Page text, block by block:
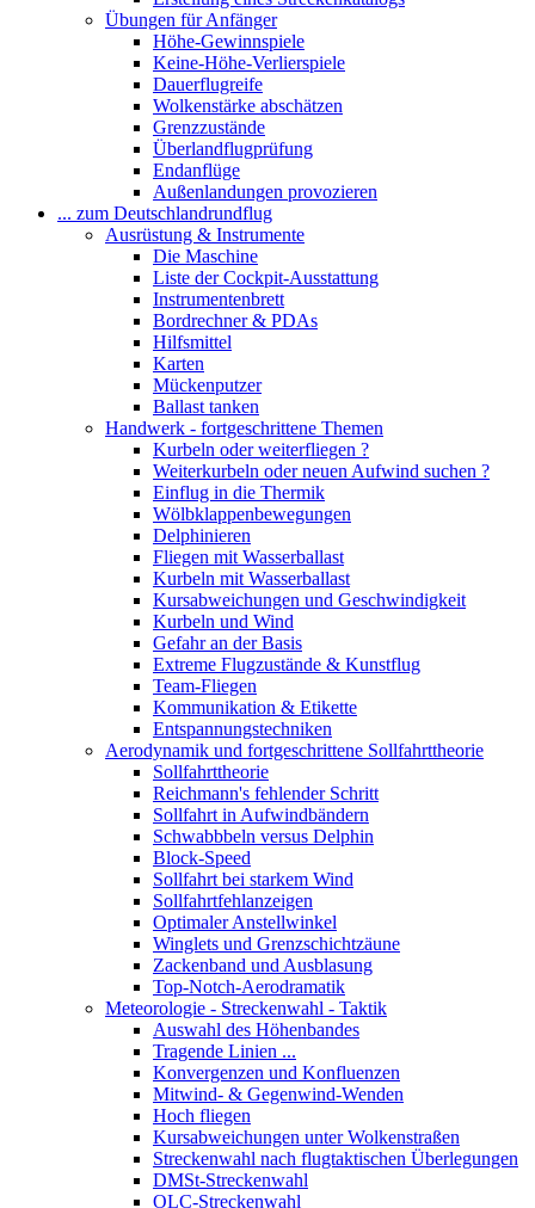
Übungen für Anfänger
Höhe-Gewinnspiele
Keine-Höhe-Verlierspiele
Dauerflugreife
Wolkenstärke abschätzen
Grenzzustände
Überlandflugprüfung
Endanflüge
Außenlandungen provozieren
... zum Deutschlandrundflug
Ausrüstung & Instrumente
Die Maschine
Liste der Cockpit-Ausstattung
Instrumentenbrett
Bordrechner & PDAs
Hilfsmittel
Karten
Mückenputzer
Ballast tanken
Handwerk - fortgeschrittene Themen
Kurbeln oder weiterfliegen ?
Weiterkurbeln oder neuen Aufwind suchen ?
Einflug in die Thermik
Wölbklappenbewegungen
Delphinieren
Fliegen mit Wasserballast
Kurbeln mit Wasserballast
Kursabweichungen und Geschwindigkeit
Kurbeln und Wind
Gefahr an der Basis
Extreme Flugzustände & Kunstflug
Team-Fliegen
Kommunikation & Etikette
Entspannungstechniken
Aerodynamik und fortgeschrittene Sollfahrttheorie
Sollfahrttheorie
Reichmann's fehlender Schritt
Sollfahrt in Aufwindbändern
Schwabbbeln versus Delphin
Block-Speed
Sollfahrt bei starkem Wind
Sollfahrtfehlanzeigen
Optimaler Anstellwinkel
Winglets und Grenzschichtzäune
Zackenband und Ausblasung
Top-Notch-Aerodramatik
Meteorologie - Streckenwahl - Taktik
Auswahl des Höhenbandes
Tragende Linien ...
Konvergenzen und Konfluenzen
Mitwind- & Gegenwind-Wenden
Hoch fliegen
Kursabweichungen unter Wolkenstraßen
Streckenwahl nach flugtaktischen Überlegungen
DMSt-Streckenwahl
OLC-Streckenwahl